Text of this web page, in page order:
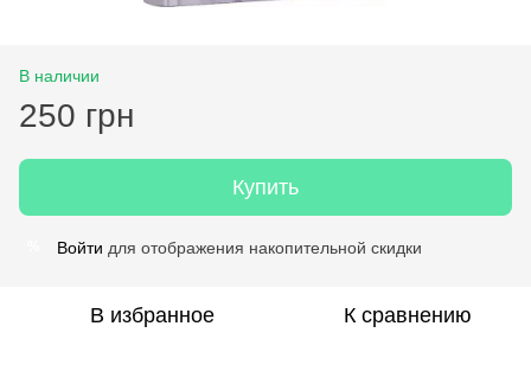
В наличии
250 грн
Купить
Войти для отображения накопительной скидки
В избранное К сравнению